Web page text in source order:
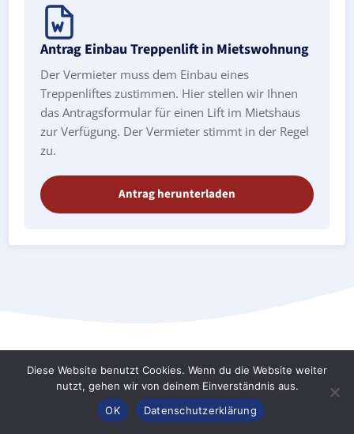
Antrag Einbau Treppenlift in Mietswohnung
Der Vermieter muss dem Einbau eines
Treppenliftes zustimmen. Hier stellen wir Ihnen
das Antragsformular für einen Lift im Mietshaus
zur Verfügung. Der Vermieter stimmt in der Regel
zu.
Antrag herunterladen
Treppenlift Offenbach an der Queich:
Preise & Kosten
Konfigurator
Diese Website benutzt Cookies. Wenn du die Website weiter
nutzt, gehen wir von deinem Einverständnis aus.
OK
Datenschutzerklärung